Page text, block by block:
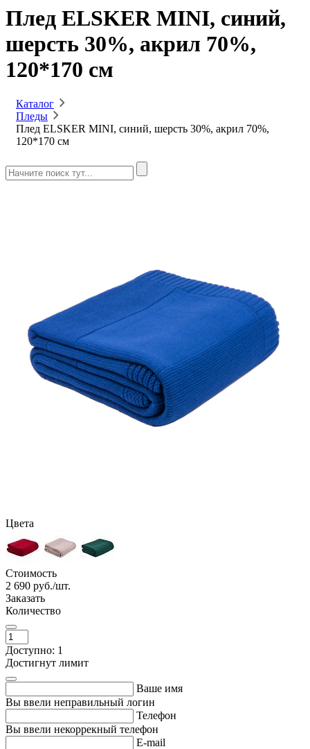
Плед ELSKER MINI, синий,
шерсть 30%, акрил 70%,
120*170 см
Каталог
Пледы
Плед ELSKER MINI, синий, шерсть 30%, акрил 70%,
120*170 см
Цвета
Стоимость
2 690 руб./шт.
Заказать
Количество
Доступно: 1
Достигнут лимит
Ваше имя
Вы ввели неправильный логин
Телефон
Вы ввели некоррекный телефон
E-mail